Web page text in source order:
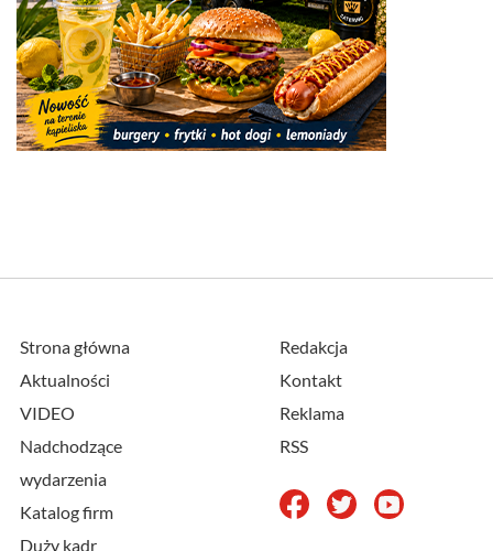
Strona główna
Aktualności
VIDEO
Nadchodzące
wydarzenia
Katalog firm
Duży kadr
Redakcja
Kontakt
Reklama
RSS